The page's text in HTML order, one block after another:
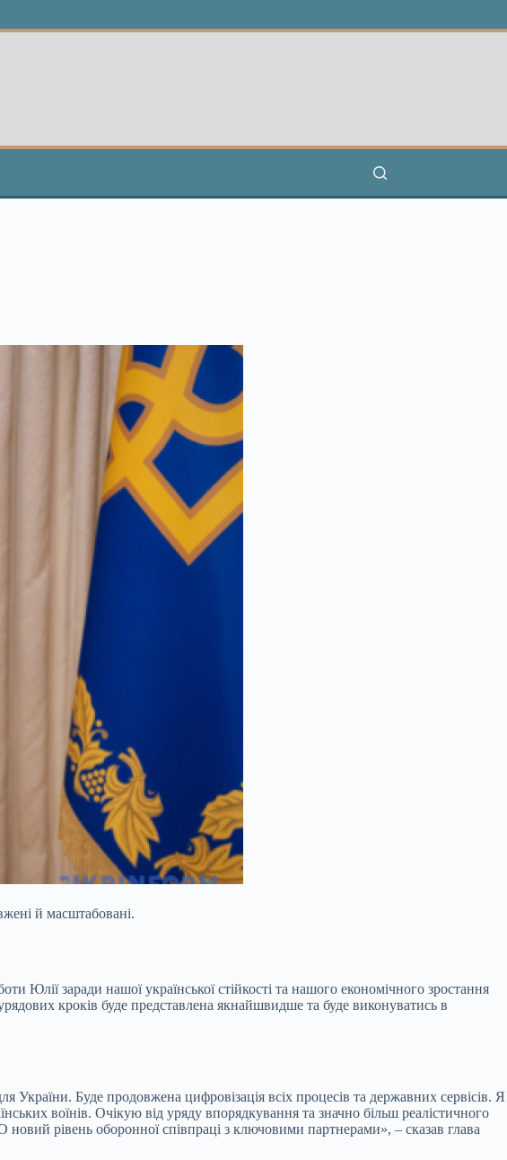
й масштабовані.
заради нашої української стійкості та нашого економічного зростання
кроків буде представлена якнайшвидше та буде виконуватись в
Буде продовжена цифровізація всіх процесів та державних сервісів. Я
воїнів. Очікую від уряду впорядкування та значно більш реалістичного
рівень оборонної співпраці з ключовими партнерами», – сказав глава